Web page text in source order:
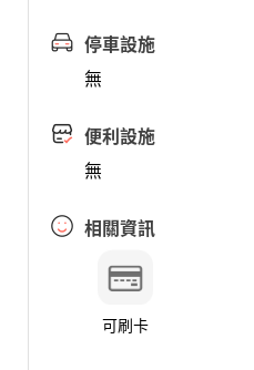
停車設施
無
便利設施
無
相關資訊
可刷卡